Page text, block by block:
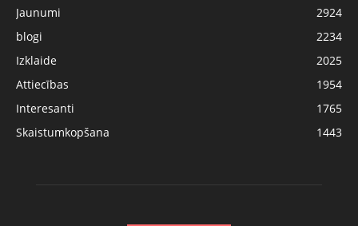
Jaunumi
2924
blogi
2234
Izklaide
2025
Attiecības
1954
Interesanti
1765
Skaistumkopšana
1443